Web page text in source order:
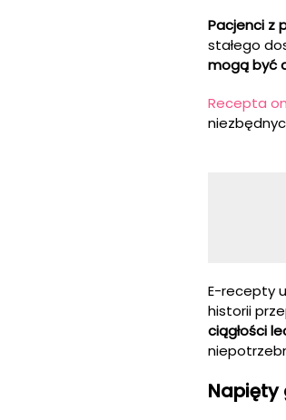
Pacjenci z
stałego
mogą być
Recepta
E-recepty
historii
ciągłości
Napięty